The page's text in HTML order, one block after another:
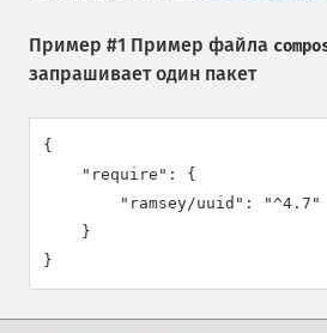
Пример #1 Пример файла
запрашивает один пакет
{
    "require": {
        "ramsey/uuid": "^4.7"
    }
}